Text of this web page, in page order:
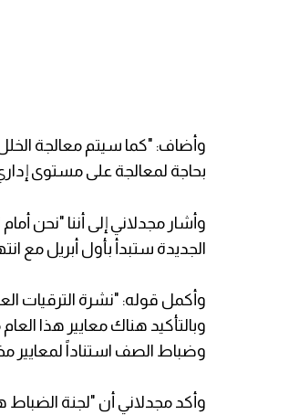
بحاجة لمعالجة على مستوى
الجديدة ستبدأ بأول أبريل مع
وبالتأكيد هناك معايير هذا
وضباط الصف استناداً لمعايير
وأكد مجدلاني أن "لجنة